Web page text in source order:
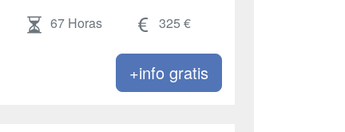
67 Horas 325 €
+info gratis